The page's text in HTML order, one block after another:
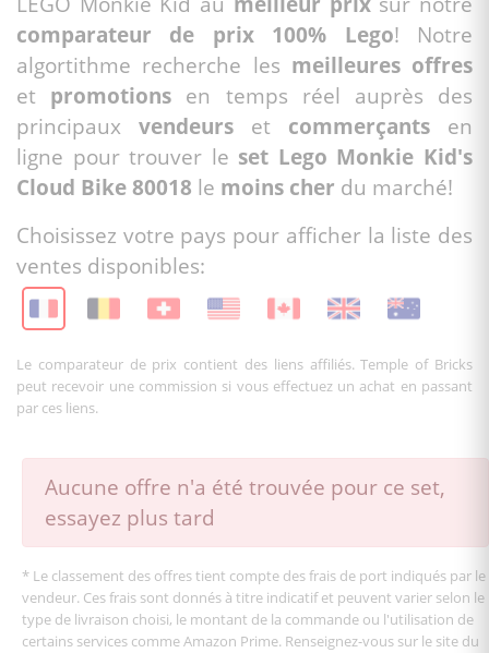
comparateur de prix 100% Lego! Notre
algortithme recherche les meilleures offres
et promotions en temps réel auprès des
principaux vendeurs et commerçants en
ligne pour trouver le set Lego Monkie Kid's
Cloud Bike 80018 le moins cher du marché!
Choisissez votre pays pour afficher la liste des
ventes disponibles:
Le comparateur de prix contient des liens affiliés. Temple of Bricks
peut recevoir une commission si vous effectuez un achat en passant
par ces liens.
Aucune offre n'a été trouvée pour ce set,
essayez plus tard
* Le classement des offres tient compte des frais de port indiqués par le
vendeur. Ces frais sont donnés à titre indicatif et peuvent varier selon le
type de livraison choisi, le montant de la commande ou l'utilisation de
certains services comme Amazon Prime. Renseignez-vous sur le site du